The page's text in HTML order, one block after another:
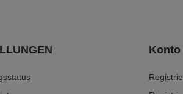
Konto